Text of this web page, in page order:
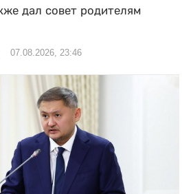
дал совет родителям
07.08.2026, 23:46